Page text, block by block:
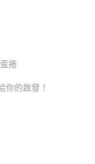
捲
你的啟發！